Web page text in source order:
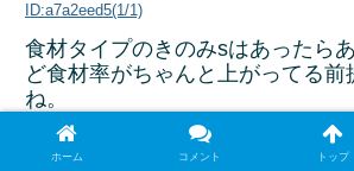
ID:a7a2eed5(1/1)
食材タイプのきのみsはあったら
ど食材率がちゃんと上がってる前
ね。
ホーム コメント トップ